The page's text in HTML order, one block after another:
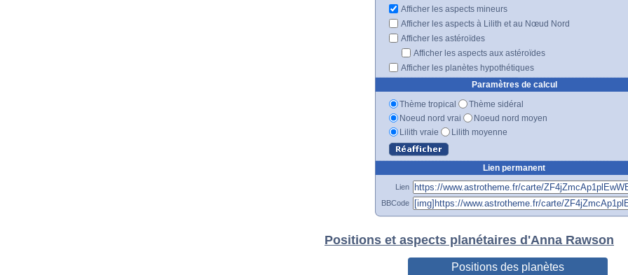
Afficher les aspects mineurs
Afficher les aspects à Lilith et au Nœud Nord
Afficher les astéroïdes
Afficher les aspects aux astéroïdes
Afficher les planètes hypothétiques
Paramètres de calcul
Thème tropical
Thème sidéral
Noeud nord vrai
Noeud nord moyen
Lilith vraie
Lilith moyenne
Lien permanent
Lien
BBCode
Positions et aspects planétaires d'Anna Rawson
Positions des planètes